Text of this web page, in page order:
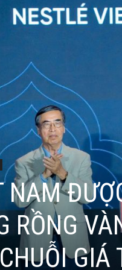
NAM
RỒNG